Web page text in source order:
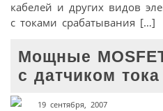
кабелей и других видов
с токами срабатывания […]
Мощные
с датчиком тока
19 сентября, 2007